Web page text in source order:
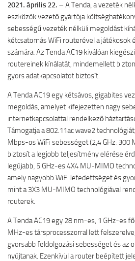
2021. április 22. – A Tenda, a vezeték
eszközök vezető gyártója
sebességű vezeték nélküli megoldást
kétcsatornás WiFi routerével a játékosok
számára. Az Tenda AC19 kiválóan
routereinek kínálatát, mindemellett
gyors adatkapcsolatot biztosít.
A Tenda AC19 egy kétsávos, gigabites
megoldás, amelyet kifejezetten nagy
internetkapcsolattal rendelkező
Támogatja a 802.11ac wave2
Mbps-os WiFi sebességet (2,4 GHz: 300
biztosít a legjobb teljesítmény elérése
legújabb, 5 GHz-es 4X4 MU-MIMO
amely nagyobb WiFi lefedettséget és
mint a 3X3 MU-MIMO technológiával
routerek.
A Tenda AC19 egy 28 nm-es, 1 GHz-es
MHz-es társprocesszorral lett
gyorsabb feldolgozási sebességet és az
nyújtanak. Ezenkívül a router beépített